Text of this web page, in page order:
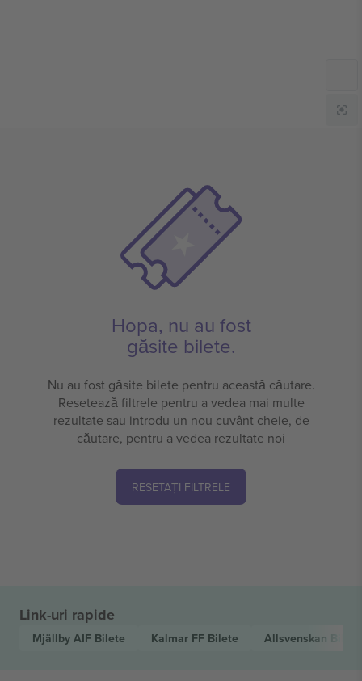
Hopa, nu au fost
găsite bilete.
Nu au fost găsite bilete pentru această căutare.
Resetează filtrele pentru a vedea mai multe
rezultate sau introdu un nou cuvânt cheie, de
căutare, pentru a vedea rezultate noi
RESETAȚI FILTRELE
Link-uri rapide
Mjällby AIF Bilete Kalmar FF Bilete Allsvenskan